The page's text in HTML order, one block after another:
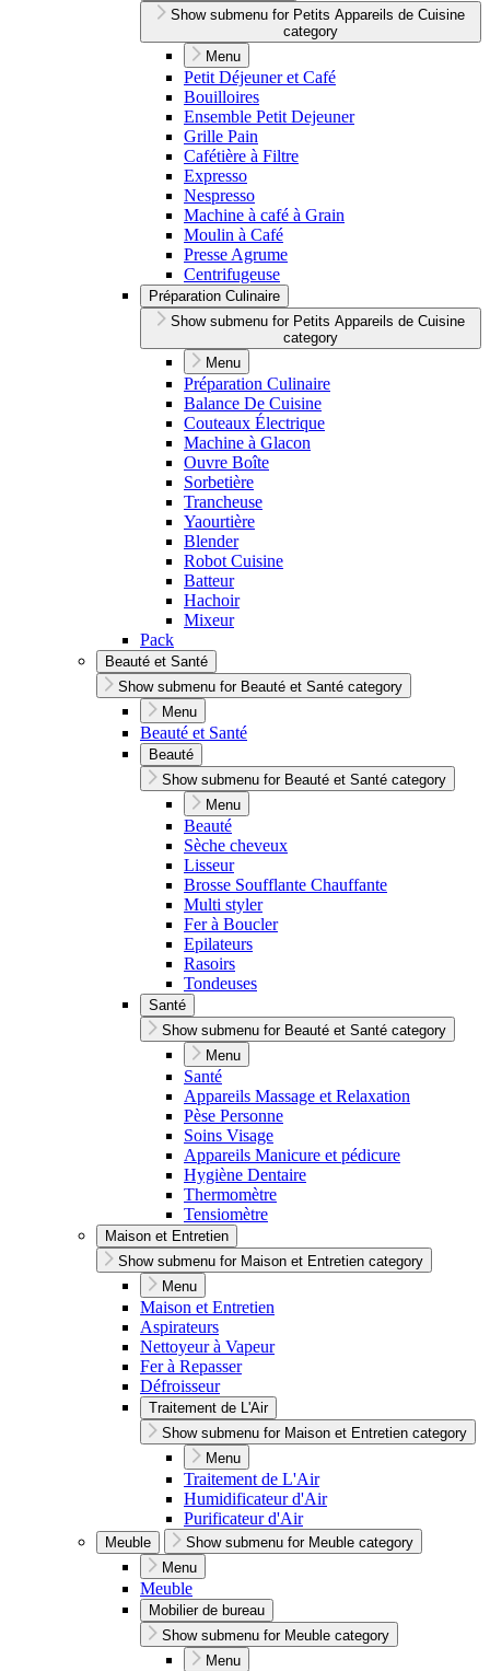
Show submenu for Petits Appareils de Cuisine
category
Menu
Petit Déjeuner et Café
Bouilloires
Ensemble Petit Dejeuner
Grille Pain
Cafétière à Filtre
Expresso
Nespresso
Machine à café à Grain
Moulin à Café
Presse Agrume
Centrifugeuse
Préparation Culinaire
Show submenu for Petits Appareils de Cuisine
category
Menu
Préparation Culinaire
Balance De Cuisine
Couteaux Électrique
Machine à Glacon
Ouvre Boîte
Sorbetière
Trancheuse
Yaourtière
Blender
Robot Cuisine
Batteur
Hachoir
Mixeur
Pack
Beauté et Santé
Show submenu for Beauté et Santé category
Menu
Beauté et Santé
Beauté
Show submenu for Beauté et Santé category
Menu
Beauté
Sèche cheveux
Lisseur
Brosse Soufflante Chauffante
Multi styler
Fer à Boucler
Epilateurs
Rasoirs
Tondeuses
Santé
Show submenu for Beauté et Santé category
Menu
Santé
Appareils Massage et Relaxation
Pèse Personne
Soins Visage
Appareils Manicure et pédicure
Hygiène Dentaire
Thermomètre
Tensiomètre
Maison et Entretien
Show submenu for Maison et Entretien category
Menu
Maison et Entretien
Aspirateurs
Nettoyeur à Vapeur
Fer à Repasser
Défroisseur
Traitement de L'Air
Show submenu for Maison et Entretien category
Menu
Traitement de L'Air
Humidificateur d'Air
Purificateur d'Air
Meuble
Show submenu for Meuble category
Menu
Meuble
Mobilier de bureau
Show submenu for Meuble category
Menu